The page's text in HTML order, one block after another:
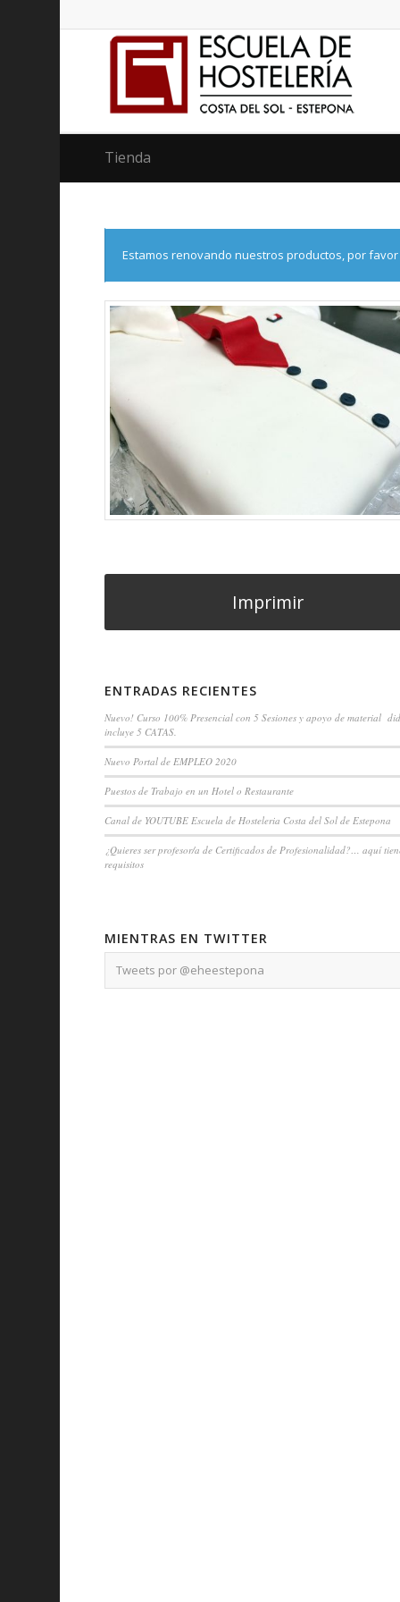
Tienda
Estamos renovando nuestros productos, por
Imprimir
ENTRADAS RECIENTES
Nuevo! Curso 100% Presencial con 5 Sesiones y apoyo de material
incluye 5 CATAS.
Nuevo Portal de EMPLEO 2020
Puestos de Trabajo en un Hotel o Restaurante
Canal de YOUTUBE Escuela de Hosteleria Costa del Sol de Estepona
¿Quieres ser profesor/a de Certificados de Profesionalidad?… aquí
requisitos
MIENTRAS EN TWITTER
Tweets por @eheestepona